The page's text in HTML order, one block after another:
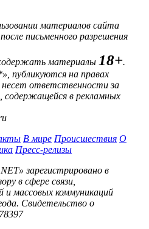
материалов сайта
письменного разрешения
материалы 18+.
публикуются на правах
ответственности за
содержащейся в рекламных
В мире Происшествия О
Пресс-релизы
зарегистрировано в
в сфере связи,
и массовых коммуникаций
Свидетельство о